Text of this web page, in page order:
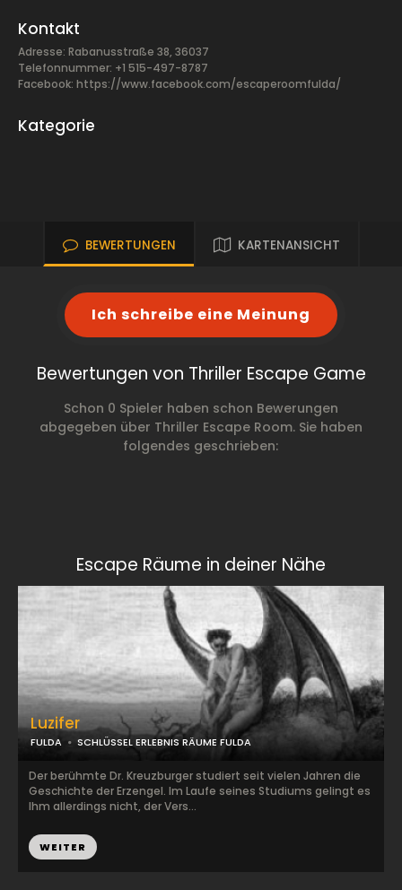
Kontakt
Adresse: Rabanusstraße 38, 36037
Telefonnummer: +1 515-497-8787
Facebook: https://www.facebook.com/escaperoomfulda/
Kategorie
BEWERTUNGEN KARTENANSICHT
Ich schreibe eine Meinung
Bewertungen von Thriller Escape Game
Schon 0 Spieler haben schon Bewerungen
abgegeben über Thriller Escape Room. Sie haben
folgendes geschrieben:
Escape Räume in deiner Nähe
Luzifer
FULDA SCHLÜSSEL ERLEBNIS RÄUME FULDA
Der berühmte Dr. Kreuzburger studiert seit vielen Jahren die
Geschichte der Erzengel. Im Laufe seines Studiums gelingt es
Ihm allerdings nicht, der Vers...
WEITER